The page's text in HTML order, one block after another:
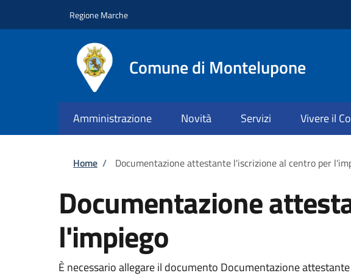
Regione Marche
Comune di Montelupone
Amministrazione Novità Servizi Vivere il
Briciole di pane
Home / Documentazione attestante l'iscrizione al centro per
Documentazione
l'impiego
È necessario allegare il documento Documentazione